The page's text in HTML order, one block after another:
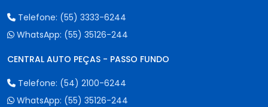
Telefone: (55) 3333-6244
WhatsApp: (55) 35126-244
CENTRAL AUTO PEÇAS - PASSO FUNDO
Telefone: (54) 2100-6244
WhatsApp: (55) 35126-244